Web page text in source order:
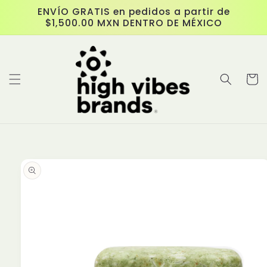
directamente
al contenido
ENVÍO GRATIS en pedidos a partir de
$1,500.00 MXN DENTRO DE MÉXICO
Carrito
información